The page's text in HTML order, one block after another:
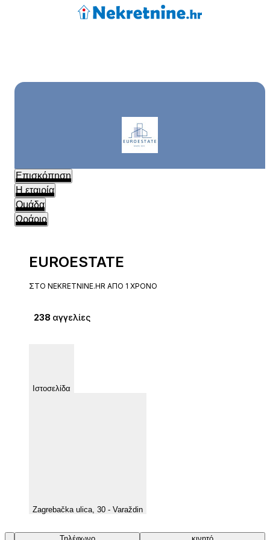
Επισκόπηση
Η εταιρία
Ομάδα
Ωράριο
EUROESTATE
ΣΤΟ NEKRETNINE.HR ΑΠΌ 1 ΧΡΌΝΟ
238 αγγελίες
Ιστοσελίδα
Zagrebačka ulica, 30 - Varaždin